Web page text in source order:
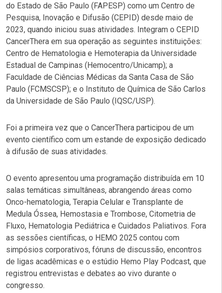
do Estado de São Paulo (FAPESP) como um Centro de
Pesquisa, Inovação e Difusão (CEPID) desde maio de
2023, quando iniciou suas atividades. Integram o CEPID
CancerThera em sua operação as seguintes instituições:
Centro de Hematologia e Hemoterapia da Universidade
Estadual de Campinas (Hemocentro/Unicamp); a
Faculdade de Ciências Médicas da Santa Casa de São
Paulo (FCMSCSP); e o Instituto de Química de São Carlos
da Universidade de São Paulo (IQSC/USP).
Foi a primeira vez que o CancerThera participou de um
evento científico com um estande de exposição dedicado
à difusão de suas atividades.
O evento apresentou uma programação distribuída em 10
salas temáticas simultâneas, abrangendo áreas como
Onco-hematologia, Terapia Celular e Transplante de
Medula Óssea, Hemostasia e Trombose, Citometria de
Fluxo, Hematologia Pediátrica e Cuidados Paliativos. Fora
as sessões científicas, o HEMO 2025 contou com
simpósios corporativos, fóruns de discussão, encontros
de ligas acadêmicas e o estúdio Hemo Play Podcast, que
registrou entrevistas e debates ao vivo durante o
congresso.